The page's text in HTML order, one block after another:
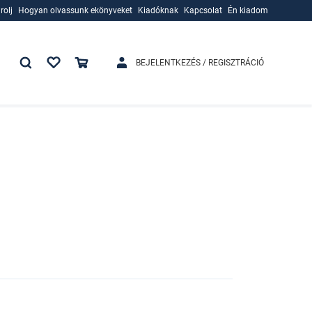
Hogyan olvassunk ekönyveket
Kiadóknak
Kapcsolat Én kiadom
BEJELENTKEZÉS / REGISZTRÁCIÓ